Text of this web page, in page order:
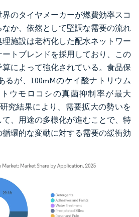
のタイヤメーカーが燃費効率スコ
か、依然として堅調な需要の流れ
施設は老朽化した配水ネットワー
トブレンドを採用しており、この
によって強化されている。食品保
るが、100mMのケイ酸ナトリウム
ウモロコシの真菌抑制率が最大
究結果により、需要拡大の勢いを
、用途の多様化が進むことで、特
環的な変動に対する需要の緩衝効